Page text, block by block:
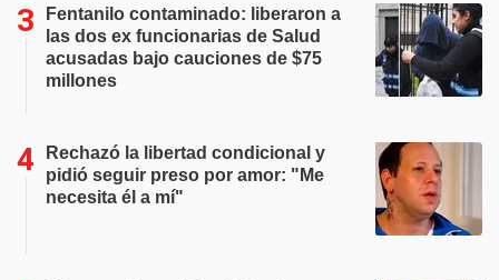
Fentanilo contaminado: liberaron a
las dos ex funcionarias de Salud
acusadas bajo cauciones de $75
millones
Rechazó la libertad condicional y
pidió seguir preso por amor: "Me
necesita él a mí"